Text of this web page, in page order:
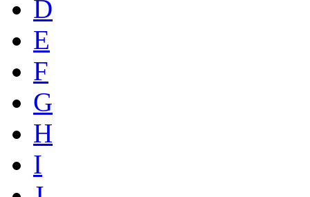
D
E
F
G
H
I